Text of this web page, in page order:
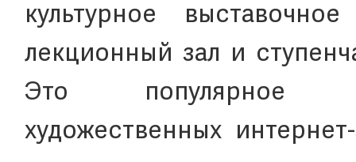
культурное
лекционный зал и
Это популярное
художественных